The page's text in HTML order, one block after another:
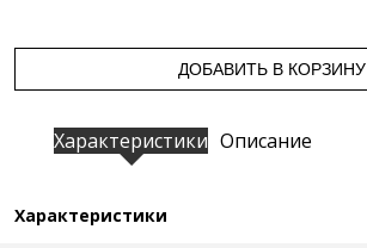
ДОБАВИТЬ В КОРЗИНУ
Характеристики Описание
Характеристики